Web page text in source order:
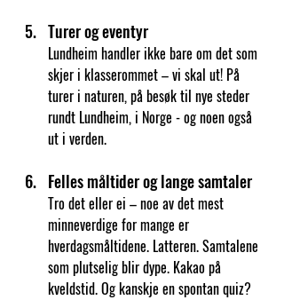
Turer og eventyr
Lundheim handler ikke bare om det som
skjer i klasserommet – vi skal ut! På
turer i naturen, på besøk til nye steder
rundt Lundheim, i Norge - og noen også
ut i verden.
Felles måltider og lange samtaler
Tro det eller ei – noe av det mest
minneverdige for mange er
hverdagsmåltidene. Latteren. Samtalene
som plutselig blir dype. Kakao på
kveldstid. Og kanskje en spontan quiz?